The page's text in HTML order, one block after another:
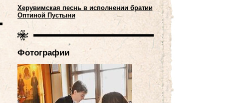
Херувимская песнь в исполнении братии
Оптиной Пустыни
Фотографии